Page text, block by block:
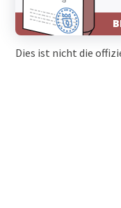
Dies ist nicht die